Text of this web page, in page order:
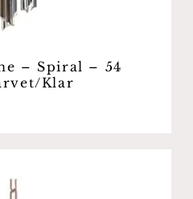
– Spiral – 54
Klar